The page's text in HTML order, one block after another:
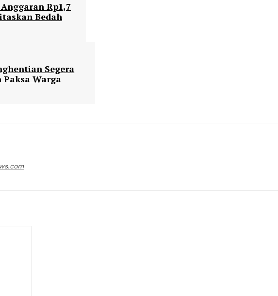
Rp1,7
Bedah
Segera
Paksa Warga